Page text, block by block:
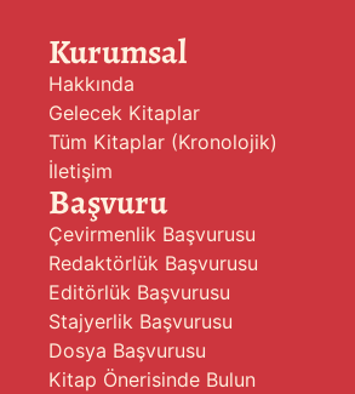
Kurumsal
Hakkında
Gelecek Kitaplar
Tüm Kitaplar (Kronolojik)
İletişim
Başvuru
Çevirmenlik Başvurusu
Redaktörlük Başvurusu
Editörlük Başvurusu
Stajyerlik Başvurusu
Dosya Başvurusu
Kitap Önerisinde Bulun